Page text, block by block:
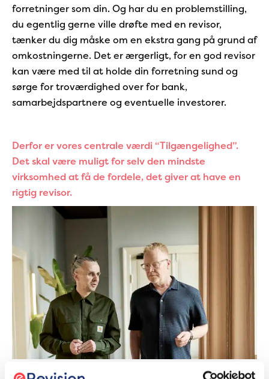
forretninger som din. Og har du en problemstilling,
du egentlig gerne ville drøfte med en revisor,
tænker du dig måske om en ekstra gang på grund af
omkostningerne. Det er ærgerligt, for en god revisor
kan være med til at holde din forretning sund og
sørge for troværdighed over for bank,
samarbejdspartnere og eventuelle investorer.
Derfor er vores centrale værdi “Tilgængelighed”.
Det skal være muligt for selv den mindste
virksomhed at få de fordele, det giver at have en
rigtig revisor.